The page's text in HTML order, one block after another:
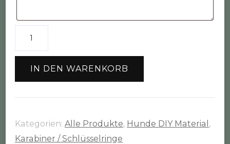
IN DEN WARENKORB
Kategorien: Alle Produkte, Hunde DIY Material ,
Karabiner / Schlüsselringe